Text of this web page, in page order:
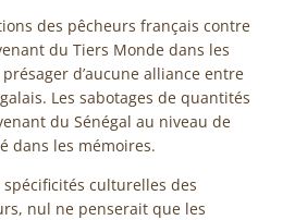
des pêcheurs français contre
du Tiers Monde dans les
d’aucune alliance entre
Les sabotages de quantités
du Sénégal au niveau de
dans les mémoires.
culturelles des
nul ne penserait que les